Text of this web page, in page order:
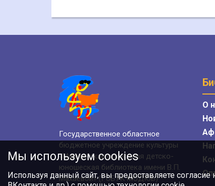
Государственное областное
бюджетное учреждение культуры
«Мурманская областная детско-
юношеская библиотека имени В.П.
Махаевой» (ГОБУК МОДЮБ)
О
Мы используем cookies
Используя данный сайт, вы предоставляете